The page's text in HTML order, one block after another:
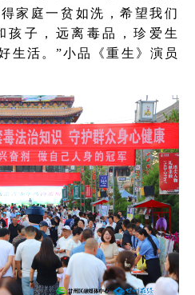
家庭一贫如洗，希望我们
孩子，远离毒品，珍爱生
生活。”小品《重生》演员